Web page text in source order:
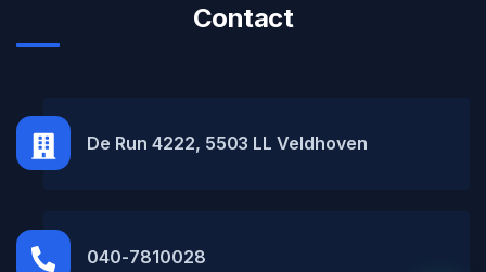
Contact
De Run 4222, 5503 LL Veldhoven
040-7810028